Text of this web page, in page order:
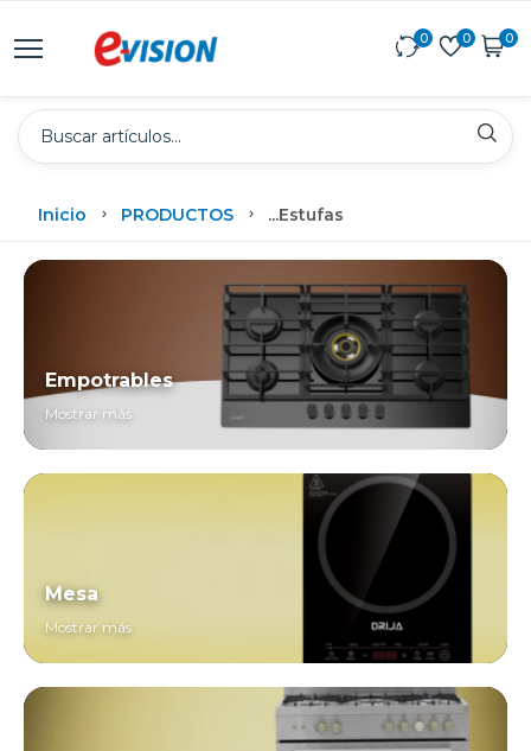
0 0 0
Inicio PRODUCTOS ...Estufas
Empotrables
Mostrar más
Mesa
Mostrar más